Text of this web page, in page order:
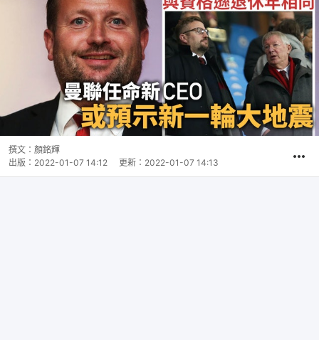
撰文： 顏銘輝
出版： 2022-01-07 14:12 更新： 2022-01-07 14:13